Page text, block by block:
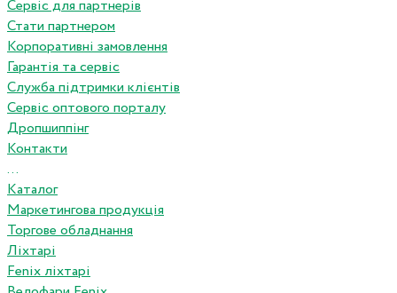
Сервіс для партнерів
Стати партнером
Корпоративні замовлення
Гарантія та сервіс
Служба підтримки клієнтів
Сервіс оптового порталу
Дропшиппінг
Контакти
...
Каталог
Маркетингова продукція
Торгове обладнання
Ліхтарі
Fenix ліхтарі